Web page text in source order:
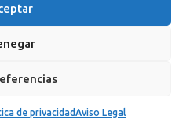
de privacidadAviso Legal
©.